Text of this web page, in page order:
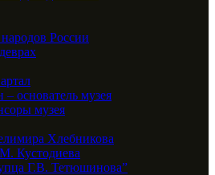
России
основатель музея
музея
Хлебникова
Кустодиева
Г.В. Тетюшинова”